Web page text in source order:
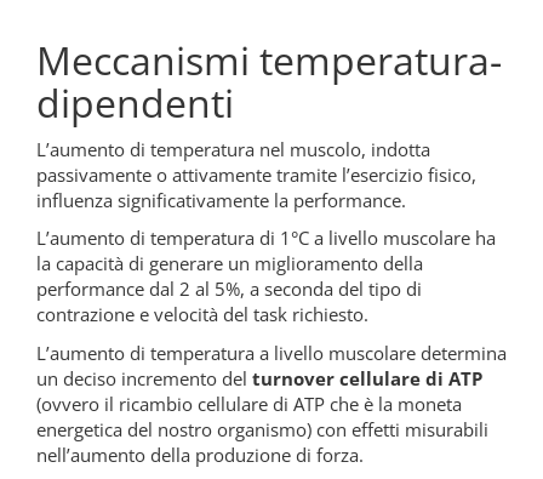
Meccanismi temperatura-
dipendenti
L’aumento di temperatura nel muscolo, indotta
passivamente o attivamente tramite l’esercizio fisico,
influenza significativamente la performance.
L’aumento di temperatura di 1°C a livello muscolare ha
la capacità di generare un miglioramento della
performance dal 2 al 5%, a seconda del tipo di
contrazione e velocità del task richiesto.
L’aumento di temperatura a livello muscolare determina
un deciso incremento del turnover cellulare di ATP
(ovvero il ricambio cellulare di ATP che è la moneta
energetica del nostro organismo) con effetti misurabili
nell’aumento della produzione di forza.